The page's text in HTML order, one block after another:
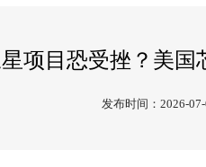
项目恐受挫？美
发布时间：2026-